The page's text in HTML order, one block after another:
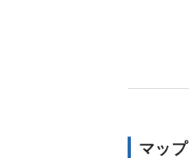
マップ